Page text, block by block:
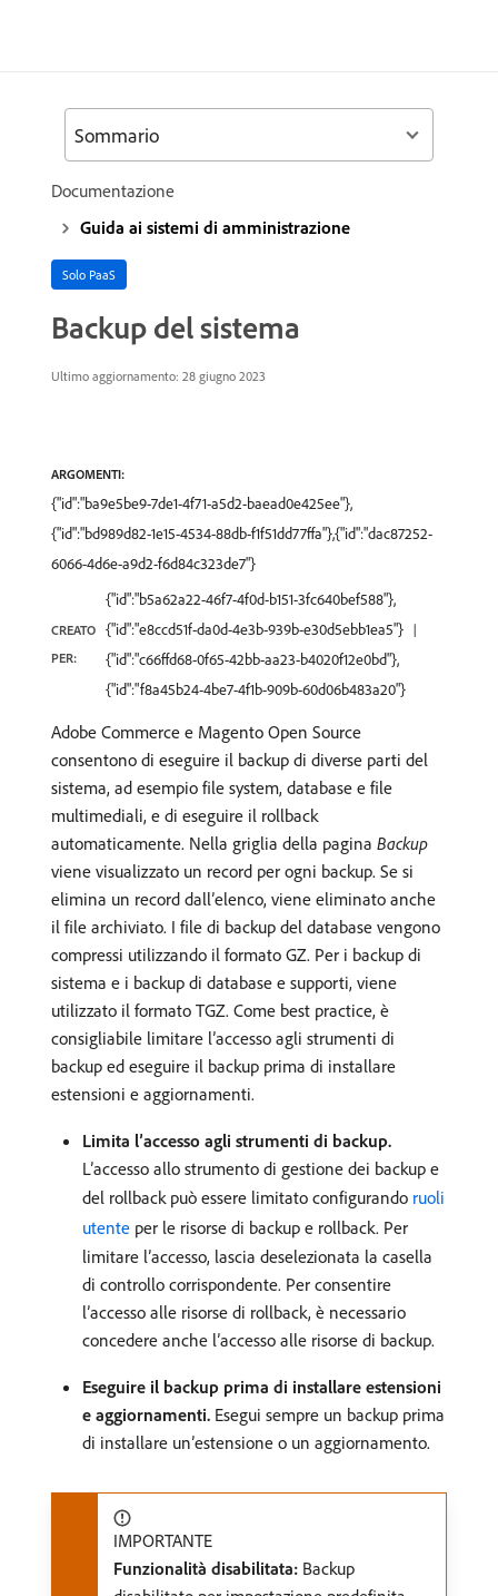
Documentazione
Guida ai sistemi di amministrazione
Solo PaaS
Backup del sistema
Ultimo aggiornamento: 28 giugno 2023
ARGOMENTI:
{"id":"ba9e5be9-7de1-4f71-a5d2-baead0e425ee"},
{"id":"bd989d82-1e15-4534-88db-f1f51dd77ffa"},{"id":"dac87252-
6066-4d6e-a9d2-f6d84c323de7"}
CREATO
PER:
{"id":"b5a62a22-46f7-4f0d-b151-3fc640bef588"},
{"id":"e8ccd51f-da0d-4e3b-939b-e30d5ebb1ea5"}
{"id":"c66ffd68-0f65-42bb-aa23-b4020f12e0bd"},
{"id":"f8a45b24-4be7-4f1b-909b-60d06b483a20"}
Adobe Commerce e Magento Open Source
consentono di eseguire il backup di diverse parti del
sistema, ad esempio file system, database e file
multimediali, e di eseguire il rollback
automaticamente. Nella griglia della pagina Backup
viene visualizzato un record per ogni backup. Se si
elimina un record dall’elenco, viene eliminato anche
il file archiviato. I file di backup del database vengono
compressi utilizzando il formato GZ. Per i backup di
sistema e i backup di database e supporti, viene
utilizzato il formato TGZ. Come best practice, è
consigliabile limitare l’accesso agli strumenti di
backup ed eseguire il backup prima di installare
estensioni e aggiornamenti.
Limita l’accesso agli strumenti di backup.
L’accesso allo strumento di gestione dei backup e
del rollback può essere limitato configurando ruoli
utente per le risorse di backup e rollback. Per
limitare l’accesso, lascia deselezionata la casella
di controllo corrispondente. Per consentire
l’accesso alle risorse di rollback, è necessario
concedere anche l’accesso alle risorse di backup.
Eseguire il backup prima di installare estensioni
e aggiornamenti. Esegui sempre un backup prima
di installare un’estensione o un aggiornamento.
IMPORTANTE
Funzionalità disabilitata: Backup
Sommario